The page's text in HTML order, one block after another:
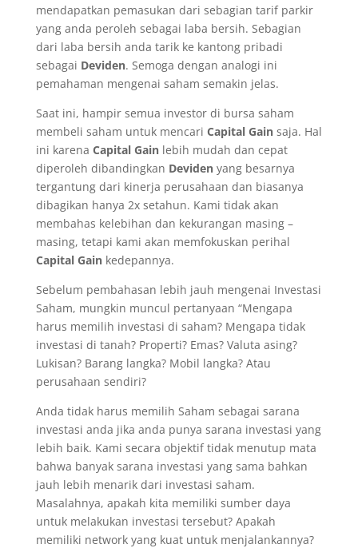
mendapatkan pemasukan dari sebagian tarif parkir
yang anda peroleh sebagai laba bersih. Sebagian
dari laba bersih anda tarik ke kantong pribadi
sebagai Deviden. Semoga dengan analogi ini
pemahaman mengenai saham semakin jelas.
Saat ini, hampir semua investor di bursa saham
membeli saham untuk mencari Capital Gainsaja. Hal
ini karena Capital Gainlebih mudah dan cepat
diperoleh dibandingkan Devidenyang besarnya
tergantung dari kinerja perusahaan dan biasanya
dibagikan hanya 2x setahun. Kami tidak akan
membahas kelebihan dan kekurangan masing –
masing, tetapi kami akan memfokuskan perihal
Capital Gainkedepannya.
Sebelum pembahasan lebih jauh mengenai Investasi
Saham, mungkin muncul pertanyaan “Mengapa
harus memilih investasi di saham? Mengapa tidak
investasi di tanah? Properti? Emas? Valuta asing?
Lukisan? Barang langka? Mobil langka? Atau
perusahaan sendiri?
Anda tidak harus memilih Saham sebagai sarana
investasi anda jika anda punya sarana investasi yang
lebih baik. Kami secara objektif tidak menutup mata
bahwa banyak sarana investasi yang sama bahkan
jauh lebih menarik dari investasi saham.
Masalahnya, apakah kita memiliki sumber daya
untuk melakukan investasi tersebut? Apakah
memiliki network yang kuat untuk menjalankannya?